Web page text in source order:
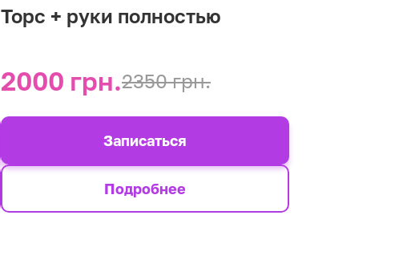
Торс + руки полностью
2000 грн.2350 грн.
Подробнее
Записаться